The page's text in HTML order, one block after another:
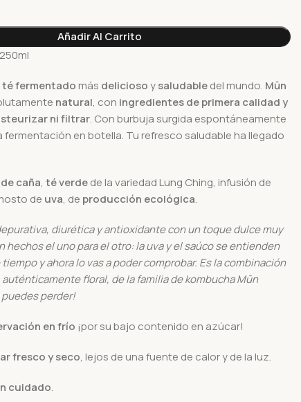
Añadir Al Carrito
té fermentado más deliciosoysaludabledel mundo. Mūn
natural, con ingredientes de primera calidad y
ni filtrar. Con burbuja surgida espontáneamente
fermentación en botella. Tu refresco saludable ha llegado
caña, té verdede la variedad Lung Ching, infusión de
de uva, de producción ecológica.
diurética y antioxidante con un toque dulce muy
hechos el uno para el otro: la uva y el saúco se entienden
y ahora lo vas a poder comprobar. Es la combinación
auténticamente floral, de la familia de kombucha Mūn
puedes perder!
en frío ¡por su bajo contenido en azúcar!
fresco y seco, lejos de una fuente de calor y de la luz.
cuidado.